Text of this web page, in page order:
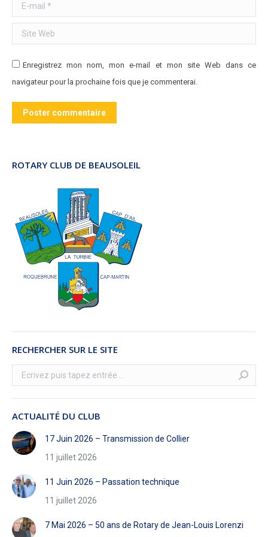
E-mail *
Site Web
Enregistrez mon nom, mon e-mail et mon site Web dans ce
navigateur pour la prochaine fois que je commenterai.
Poster commentaire
ROTARY CLUB DE BEAUSOLEIL
RECHERCHER SUR LE SITE
Recherche
:
ACTUALITÉ DU CLUB
17 Juin 2026 – Transmission de Collier
11 juillet 2026
11 Juin 2026 – Passation technique
11 juillet 2026
7 Mai 2026 – 50 ans de Rotary de Jean-Louis Lorenzi